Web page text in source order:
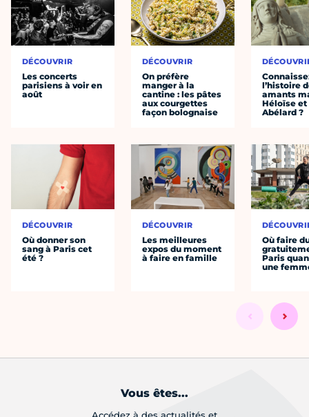
DÉCOUVRIR
Les concerts
parisiens à voir en
août
DÉCOUVRIR
Où donner son
sang à Paris cet
été ?
DÉCOUVRIR
On préfère
manger à la
cantine : les pâtes
aux courgettes
façon bolognaise
DÉCOUVRIR
Les meilleures
expos du moment
à faire en famille
l’histoire
amants
Héloïse et
Abélard ?
Où faire
Paris
une
Vous êtes...